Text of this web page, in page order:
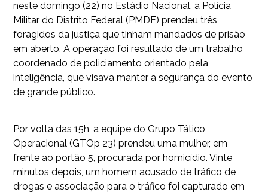
neste domingo (22) no Estádio Nacional, a Polícia
Militar do Distrito Federal (PMDF) prendeu três
foragidos da justiça que tinham mandados de prisão
em aberto. A operação foi resultado de um trabalho
coordenado de policiamento orientado pela
inteligência, que visava manter a segurança do evento
de grande público.
Por volta das 15h, a equipe do Grupo Tático
Operacional (GTOp 23) prendeu uma mulher, em
frente ao portão 5, procurada por homicídio. Vinte
minutos depois, um homem acusado de tráfico de
drogas e associação para o tráfico foi capturado em